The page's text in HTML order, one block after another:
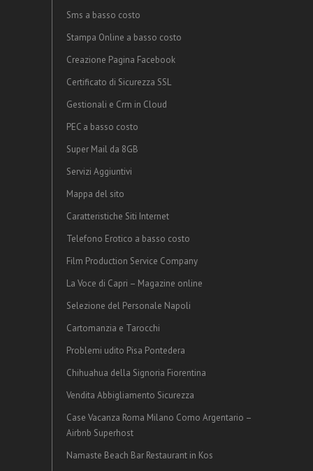
Sms a basso costo
Stampa Online a basso costo
Creazione Pagina Facebook
Certificato di Sicurezza SSL
Gestionali e Crm in Cloud
PEC a basso costo
Super Mail da 8GB
Servizi Aggiuntivi
Mappa del sito
Caratteristiche Siti Internet
Telefono Erotico a basso costo
Film Production Service Company
La Voce di Capri – Magazine online
Selezione del Personale Napoli
Cartomanzia e Tarocchi
Problemi udito Pisa Pontedera
Chihuahua della Signoria Fiorentina
Vendita Abbigliamento Sicurezza
Case Vacanza Roma Milano Como Argentario –
Airbnb Superhost
Namaste Beach Bar Restaurant in Kos